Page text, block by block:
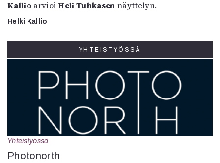
KallioarvioiHeli Tuhkasen näyttelyn.
Helki Kallio
YHTEISTYÖSSÄ
Yhteistyössä
Photonorth